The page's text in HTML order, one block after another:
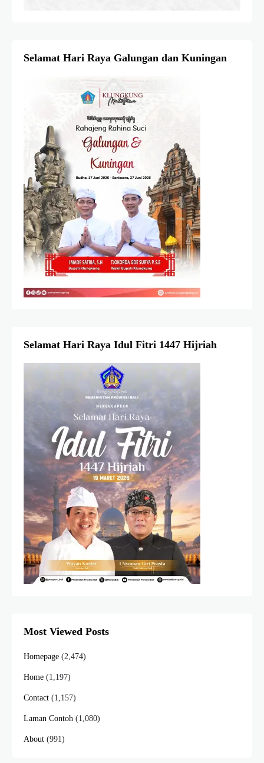
Selamat Hari Raya Galungan dan Kuningan
Selamat Hari Raya Idul Fitri 1447 Hijriah
Most Viewed Posts
Homepage (2,474)
Home (1,197)
Contact (1,157)
Laman Contoh (1,080)
About (991)